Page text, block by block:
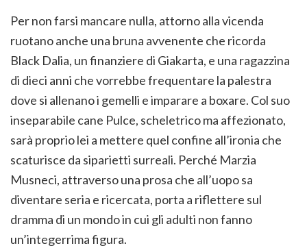
Per non farsi mancare nulla, attorno alla vicenda
ruotano anche una bruna avvenente che ricorda
Black Dalia, un finanziere di Giakarta, e una ragazzina
di dieci anni che vorrebbe frequentare la palestra
dove si allenano i gemelli e imparare a boxare. Col suo
inseparabile cane Pulce, scheletrico ma affezionato,
sarà proprio lei a mettere quel confine all’ironia che
scaturisce da siparietti surreali. Perché Marzia
Musneci, attraverso una prosa che all’uopo sa
diventare seria e ricercata, porta a riflettere sul
dramma di un mondo in cui gli adulti non fanno
un’integerrima figura.